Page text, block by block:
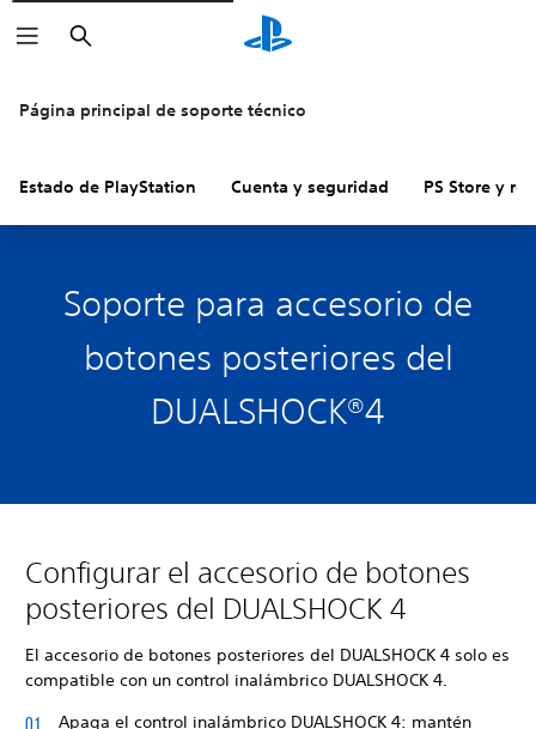
Buscar
Página principal de soporte técnico
Estado de PlayStation Cuenta y seguridad PS Store y
Soporte para accesorio de
botones posteriores del
DUALSHOCK®4
Configurar el accesorio de botones
posteriores del DUALSHOCK 4
El accesorio de botones posteriores del DUALSHOCK 4 solo es
compatible con un control inalámbrico DUALSHOCK 4.
Apaga el control inalámbrico DUALSHOCK 4: mantén